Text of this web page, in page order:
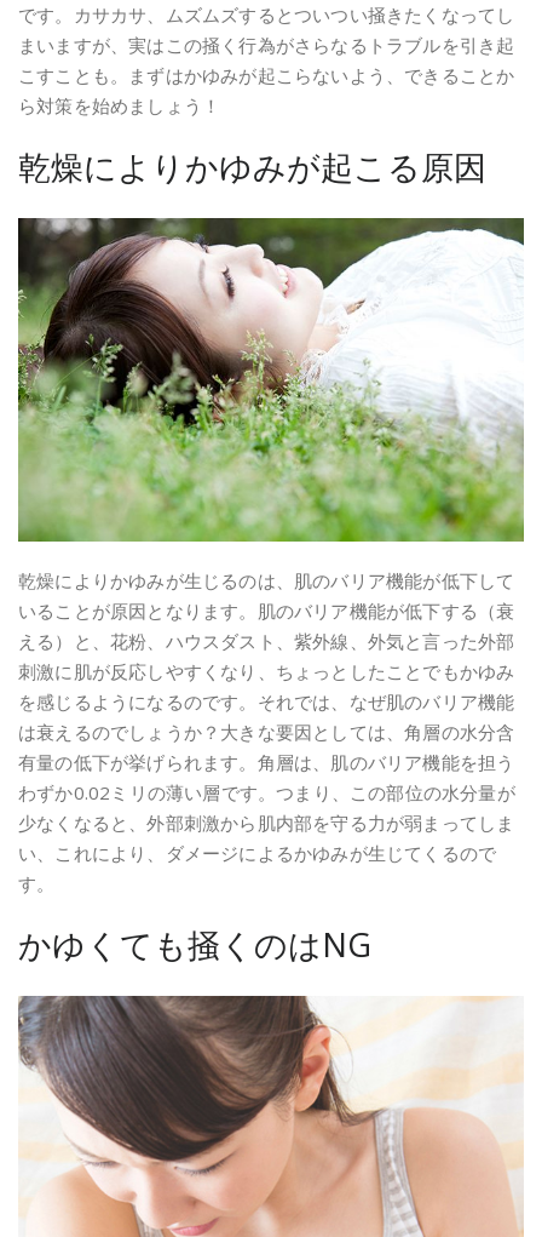
です。カサカサ、ムズムズするとついつい掻きたくなってし
まいますが、実はこの掻く行為がさらなるトラブルを引き起
こすことも。まずはかゆみが起こらないよう、できることか
ら対策を始めましょう！
乾燥によりかゆみが起こる原因
乾燥によりかゆみが生じるのは、肌のバリア機能が低下して
いることが原因となります。肌のバリア機能が低下する（衰
える）と、花粉、ハウスダスト、紫外線、外気と言った外部
刺激に肌が反応しやすくなり、ちょっとしたことでもかゆみ
を感じるようになるのです。それでは、なぜ肌のバリア機能
は衰えるのでしょうか？大きな要因としては、角層の水分含
有量の低下が挙げられます。角層は、肌のバリア機能を担う
わずか0.02ミリの薄い層です。つまり、この部位の水分量が
少なくなると、外部刺激から肌内部を守る力が弱まってしま
い、これにより、ダメージによるかゆみが生じてくるので
す。
かゆくても掻くのはNG